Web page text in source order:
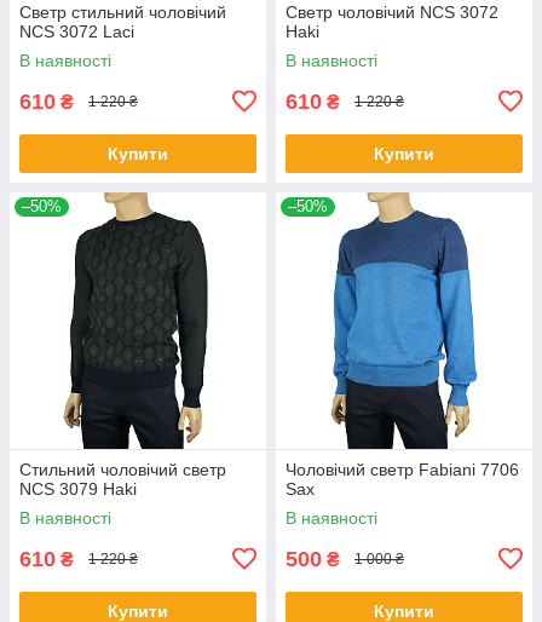
Светр стильний чоловічий
NCS 3072 Laci
В наявності
610 ₴ 1 220 ₴
Купити
Светр чоловічий NCS 3072
Haki
В наявності
610 ₴ 1 220 ₴
Купити
–50%
Стильний чоловічий светр
NCS 3079 Haki
В наявності
610 ₴ 1 220 ₴
Купити
–50%
Чоловічий светр Fabiani 7706
Sax
В наявності
500 ₴ 1 000 ₴
Купити